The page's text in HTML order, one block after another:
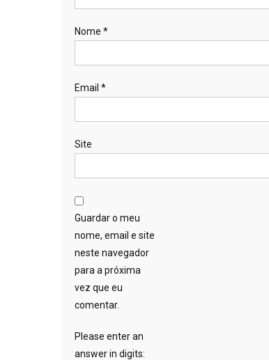
Nome *
Email *
Site
Guardar o meu
nome, email e site
neste navegador
para a próxima
vez que eu
comentar.
Please enter an
answer in digits: